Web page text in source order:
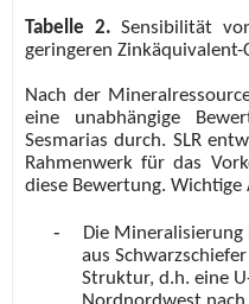
Tabelle 2.Sensibilität
geringeren Zinkäquivalent-
Nach der
eine unabhängige
Sesmarias durch. SLR
Rahmenwerk für das
diese Bewertung.
-
Die
aus
Struktur, d.h. eine